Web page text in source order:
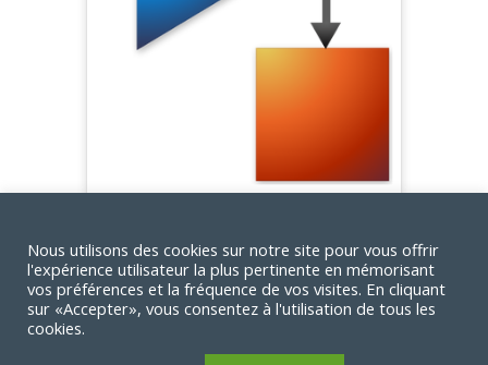
167
Nous utilisons des cookies sur notre site pour vous offrir
l'expérience utilisateur la plus pertinente en mémorisant
vos préférences et la fréquence de vos visites. En cliquant
sur «Accepter», vous consentez à l'utilisation de tous les
cookies.